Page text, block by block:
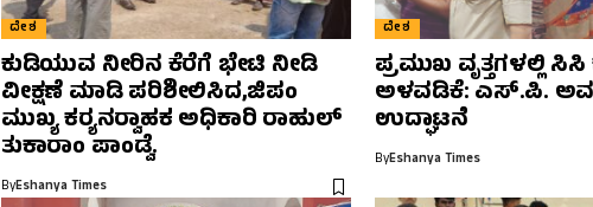
ದೇಶ
ಕುಡಿಯುವ ನೀರಿನ ಕೆರೆಗೆ ಭೇಟಿ ನೀಡಿ
ವೀಕ್ಷಣೆ ಮಾಡಿ ಪರಿಶೀಲಿಸಿದ,ಜಿಪಂ
ಮುಖ್ಯ ಕರ‍್ಯನರ‍್ವಾಹಕ ಅಧಿಕಾರಿ ರಾಹುಲ್‌
ತುಕಾರಾಂ ಪಾಂಡ್ವೆ.
ByEshanya Times
ದೇಶ
ಪ್ರಮುಖ ವೃತ್ತಗಳಲ್ಲಿ
ಅಳವಡಿಕೆ: ಎಸ್.ಪಿ.
ಉದ್ಘಾಟನೆ
ByEshanya Times